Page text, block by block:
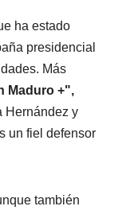
ha estado
presidencial
Más
Maduro +",
Hernández y
un fiel defensor
también